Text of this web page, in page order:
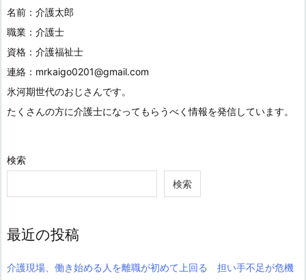
名前：介護太郎
職業：介護士
資格：介護福祉士
連絡：mrkaigo0201@gmail.com
氷河期世代のおじさんです。
たくさんの方に介護士になってもらうべく情報を発信しています。
検索
検索
最近の投稿
介護現場、働き始める人を離職が初めて上回る 担い手不足が危機